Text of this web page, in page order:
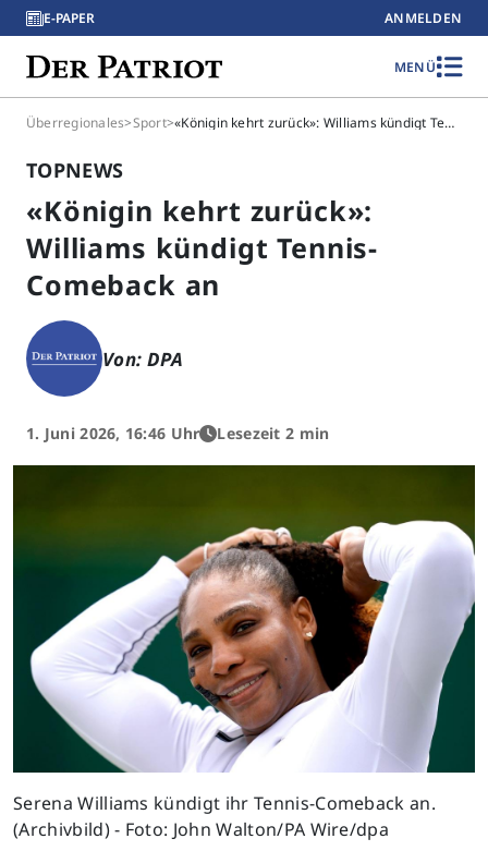
E-PAPER ANMELDEN
MENÜ
Überregionales>Sport> «Königin kehrt zurück»: Williams kündigt Tennis-Comeback an
TOPNEWS
«Königin kehrt zurück»:
Williams kündigt Tennis-
Comeback an
Von: DPA
1. Juni 2026, 16:46 Uhr Lesezeit 2 min
Serena Williams kündigt ihr Tennis-Comeback an.
(Archivbild) - Foto: John Walton/PA Wire/dpa